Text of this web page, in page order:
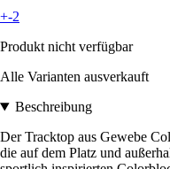
+-2
Produkt nicht verfügbar
Alle Varianten ausverkauft
Beschreibung
Der Tracktop aus Gewebe
die auf dem Platz und